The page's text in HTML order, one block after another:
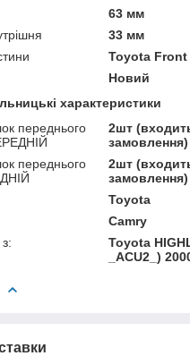
63 мм
33 мм
Toyota Front
Новий
характеристики
переднього
2шт
замовлення)
переднього
2шт
замовлення)
Toyota
Camry
Toyota
_ACU2_)